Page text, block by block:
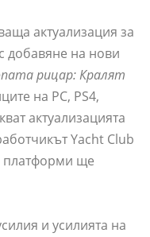
актуализация за
добавяне на нови
рицар: Кралят
на PC, PS4,
актуализацията
Yacht Club
платформи ще
и усилията на